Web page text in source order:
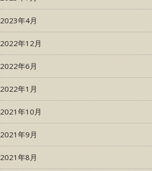
2023年4月
2022年12月
2022年6月
2022年1月
2021年10月
2021年9月
2021年8月